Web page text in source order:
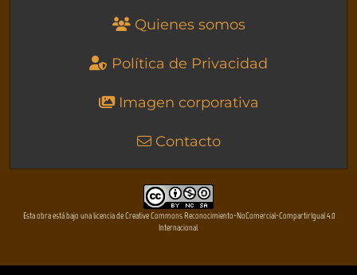
Quienes somos
Política de Privacidad
Imagen corporativa
Contacto
Esta obra está bajo una licencia de Creative Commons Reconocimiento-NoComercial-CompartirIgual 4.0
Internacional